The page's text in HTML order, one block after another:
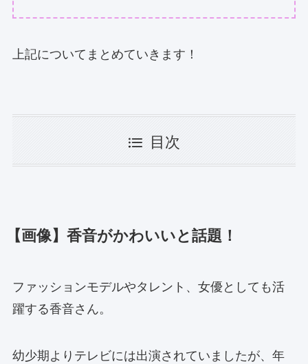
上記についてまとめていきます！
目次
【画像】香音がかわいいと話題！
ファッションモデルやタレント、女優としても活
躍する香音さん。
幼少期よりテレビには出演されていましたが、年